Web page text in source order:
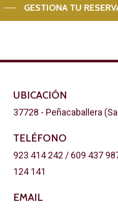
GESTIONA TU
UBICACIÓN
37728 - Peñacaballera
TELÉFONO
923 414 242 / 609 437
124 141
EMAIL